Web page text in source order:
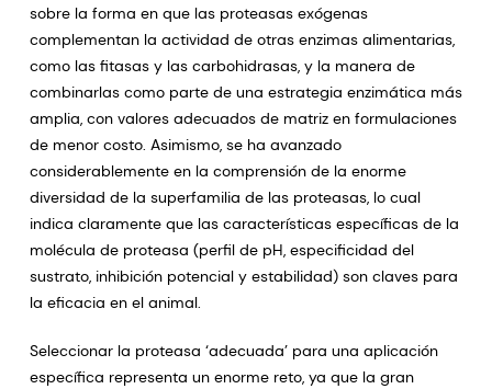
sobre la forma en que las proteasas exógenas
complementan la actividad de otras enzimas alimentarias,
como las fitasas y las carbohidrasas, y la manera de
combinarlas como parte de una estrategia enzimática más
amplia, con valores adecuados de matriz en formulaciones
de menor costo. Asimismo, se ha avanzado
considerablemente en la comprensión de la enorme
diversidad de la superfamilia de las proteasas, lo cual
indica claramente que las características específicas de la
molécula de proteasa (perfil de pH, especificidad del
sustrato, inhibición potencial y estabilidad) son claves para
la eficacia en el animal.
Seleccionar la proteasa ‘adecuada’ para una aplicación
específica representa un enorme reto, ya que la gran